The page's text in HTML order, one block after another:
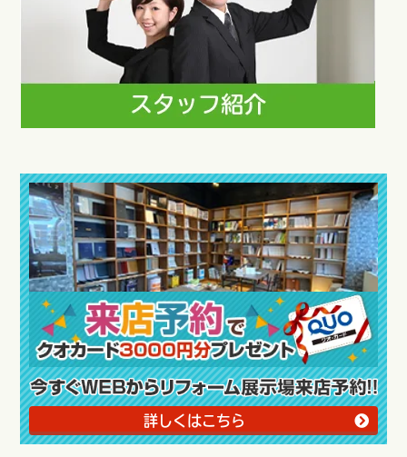
詳しくはこちら